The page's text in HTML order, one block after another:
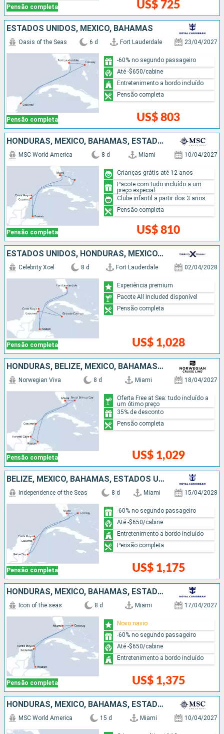
Pensão completa US$ 725
ESTADOS UNIDOS, MÉXICO, BAHAMAS
Pensão completa
Oasis of the Seas 6 d Fort Lauderdale 23/04/2027
US$ 803
-60% no segundo passageiro
Até -$650/cabine
Entretenimento a bordo incluído
Pensão completa
HONDURAS, MÉXICO, BAHAMAS, ESTADOS UNIDOS
Pensão completa
MSC World America 8 d Miami 10/04/2027
US$ 810
Crianças grátis até 12 anos
Pacote com tudo incluído a um
preço especial
Clube infantil a partir dos 3 anos
Pensão completa
ESTADOS UNIDOS, HONDURAS, MÉXICO, ISLAS CAIMÁN
Pensão completa
Celebrity Xcel 8 d Fort Lauderdale 02/04/2028
US$ 1,028
Experiência premium
Pacote All Included disponível
Pensão completa
HONDURAS, BELIZE, MÉXICO, BAHAMAS, ESTADOS UNIDOS
Pensão completa
Norwegian Viva 8 d Miami 18/04/2027
US$ 1,029
Oferta Free at Sea: tudo incluído a
um ótimo preço
35% de desconto
Pensão completa
BELIZE, MÉXICO, BAHAMAS, ESTADOS UNIDOS
Pensão completa
Independence of the Seas 8 d Miami 15/04/2028
US$ 1,175
-60% no segundo passageiro
Até -$650/cabine
Entretenimento a bordo incluído
Pensão completa
HONDURAS, MÉXICO, BAHAMAS, ESTADOS UNIDOS
Pensão completa
Icon of the seas 8 d Miami 17/04/2027
US$ 1,375
Novo navio
-60% no segundo passageiro
Até -$650/cabine
Entretenimento a bordo incluído
HONDURAS, MÉXICO, BAHAMAS, ESTADOS UNIDOS, REPUBLICA DOMINICANA, PORTO RICO
MSC World America 15 d Miami 10/04/2027